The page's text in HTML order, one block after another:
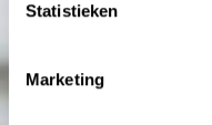
Statistieken
Marketing